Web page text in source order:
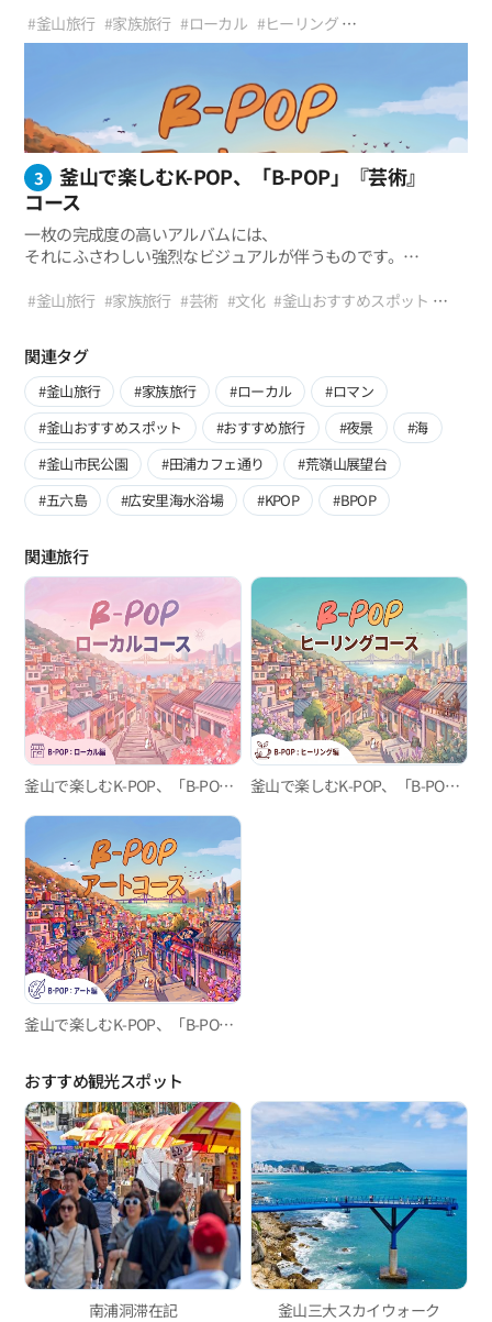
「ローカル(Local)」コースだ。
釜山の人々の日常と都市の感性に寄り添いながら、
ゆっくりと流れていく旅である。
れば、「ロマン」
コースは華やかなシティポップやR&Bトラックのようでした。
疲れた心を癒してくれる温かいアコースティックバラードに似
ています。 忙しく過ぎていく日常の中、
時にはイヤホンをつけて外部の騒音を遮断し、
自分だけのテンポを見つけたい瞬間があります。最近のK-
POPでも、華やかなパフォーマンスの裏で、
癒すメッセージを込めた曲が大きな愛を受けているように。
今回のB-POP「ヒーリング」コースは、
そして閑静な伝統と温かい人の温もりをたどる旅です。
日常の散歩道や人情味あふれる市場の路地へと続くこの道を歩
けば、
いつの間にか張り詰めていた心の緊張がすっと解けるのを経験
することでしょう。
POP感性の自然風景 ‧ 森、山、水が調和する完璧な視覚的・
聴覚的休息 ‧ 華やかさの代わりに内面を満たしてくれる、
閑静な釜山の隠れた魅力 ‧ 心の荷物を下ろし、ありのままの
「自分」に出会う癒しの時間
#釜山旅行 #家族旅行 #ローカル #ヒーリング
#釜山おすすめスポット #おすすめ旅行 #国立公園 #山 #湖
#書洞迷路市場 #KPOP #BPOP
3
釜山で楽しむK-POP、「B-POP」『芸術』
コース
一枚の完成度の高いアルバムには、
それにふさわしい強烈なビジュアルが伴うものです。
閑静な森を経て多彩なリズムをたどってきたB-
（Art）」コースです。
これまでの旅が釜山の隠れたメロディーを聴かせてくれたとす
れば、今回のコースは視覚と聴覚を同時に魅了する緻密で
「コンセプチュアル（Conceptual）なK-POPアートフィルム」
の中に直接足を踏み入れる経験をお届けします。 今日、K-
POPは単なる聴く音楽を超え、ファッション、映像美、
そして独創的な世界観が結合した一つの完璧な「総合芸術」
として全世界から認められています。釜山もまた同じです。
放棄された工場が感覚的な文化空間として生まれ変わり、
青い海の上をポップアートのような原色の列車が走ります。
今回のB-POP「芸術」コースは、
釜山が抱く様々な形態の美学をたどる旅です。
現代美術のインスピレーションからシネマティックな風景、
そして一枚のアルバムジャケットのようなレトロな感性まで。
足を踏み入れるすべての場所が完璧にセッティングされたミュ
ージックビデオのセット場になる、
魔法のような一日を経験してみてください。
ブルーラインパーク
POPミュージックビデオのセット場を歩いているかのような
圧倒的な空間感 ‧ インダストリアル、シネマティック、
ポップアートなど多彩な視覚的楽しみ ‧
芸術的なインスピレーションと感覚的な認証ショットを同時に
残せるルート ‧
一枚の完璧なコンセプトアルバムを完成させる釜山のランドマ
ークツアー
#釜山旅行 #家族旅行 #芸術 #文化 #釜山おすすめスポット
#映画の通り
関連タグ
#釜山旅行 #家族旅行 #ローカル
#ロマン
#釜山おすすめスポット
#おすすめ旅行 #夜景
#海
#釜山市民公園
#田浦カフェ通り
#荒嶺山展望台
#五六島
#広安里海水浴場 #KPOP #BPOP
関連旅行
釜山で楽しむK-POP、「B-POP」“ローカル”コース 釜山で楽しむK-POP、「B-POP」"ヒーリング"コース
釜山で楽しむK-POP、「B-POP」『芸術』コース
おすすめ観光スポット
南浦洞滞在記 釜山三大スカイウォーク